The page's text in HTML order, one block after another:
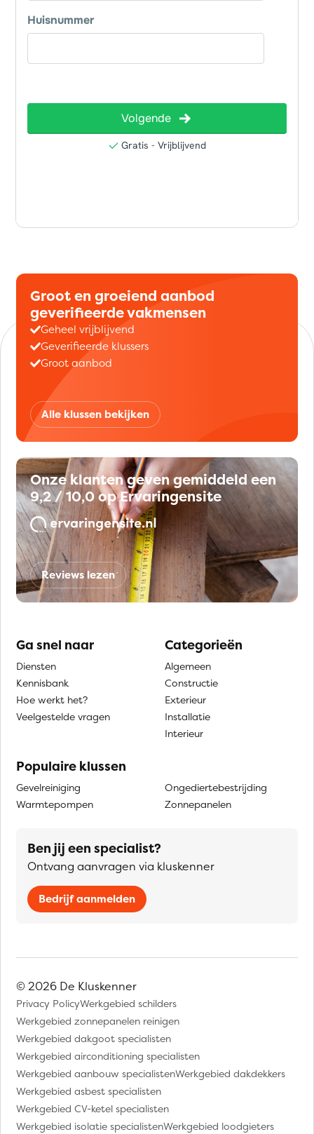
Groot en groeiend aanbod
geverifieerde vakmensen
Geheel vrijblijvend
Geverifieerde klussers
Groot aanbod
Alle klussen bekijken
Onze klanten geven gemiddeld een
9,2 / 10,0 op Ervaringensite
Reviews lezen
Ga snel naar
Diensten
Kennisbank
Hoe werkt het?
Veelgestelde vragen
Categorieën
Algemeen
Constructie
Exterieur
Installatie
Interieur
Populaire klussen
Gevelreiniging
Warmtepompen
Ongediertebestrijding
Zonnepanelen
Ben jij een specialist?
Ontvang aanvragen via kluskenner
Bedrijf aanmelden
© 2026 De Kluskenner
Privacy PolicyWerkgebied schilders
Werkgebied zonnepanelen reinigen
Werkgebied dakgoot specialisten
Werkgebied airconditioning specialisten
Werkgebied aanbouw specialistenWerkgebied dakdekkers
Werkgebied asbest specialisten
Werkgebied CV-ketel specialisten
Werkgebied isolatie specialistenWerkgebied loodgieters